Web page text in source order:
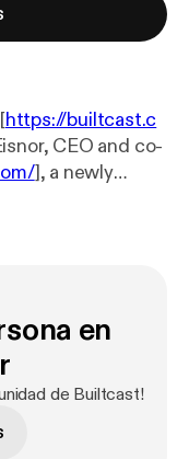
https://builtcast.c
CEO and co-
], a newly
of the
connects
how her team
and
construction
to realize the
world.
en
de Builtcast!